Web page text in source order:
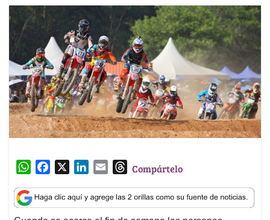
W
a
t
c
e
n
k
a
i
T
r
e
Compártelo